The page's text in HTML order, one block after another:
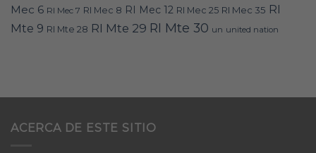
Mec 6 RI Mec 7 RI Mec 8 RI Mec 12 RI Mec 25 RI Mec 35 RI
Mte 9 RI Mte 28 RI Mte 29 RI Mte 30 un united nation
ACERCA DE ESTE SITIO